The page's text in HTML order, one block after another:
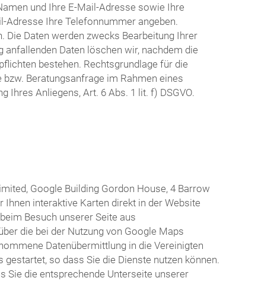
und Ihre E-Mail-Adresse sowie Ihre
Adresse Ihre Telefonnummer angeben.
Daten werden zwecks Bearbeitung Ihrer
Daten löschen wir, nachdem die
bestehen. Rechtsgrundlage für die
Beratungsanfrage im Rahmen eines
Anliegens, Art. 6 Abs. 1 lit. f) DSGVO.
Google Building Gordon House, 4 Barrow
Ihnen interaktive Karten direkt in der Website
Besuch unserer Seite aus
die bei der Nutzung von Google Maps
Datenübermittlung in die Vereinigten
so dass Sie die Dienste nutzen können.
Sie die entsprechende Unterseite unserer